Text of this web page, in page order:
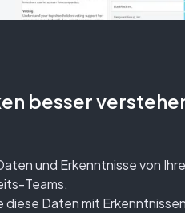
besser
und Erkenntnisse von
Teams.
diese Daten mit